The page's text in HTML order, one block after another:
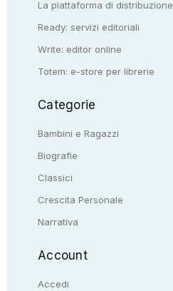
La piattaforma di distribuzione
Ready: servizi editoriali
Write: editor online
Totem: e-store per librerie
Categorie
Bambini e Ragazzi
Biografie
Classici
Crescita Personale
Narrativa
Account
Accedi